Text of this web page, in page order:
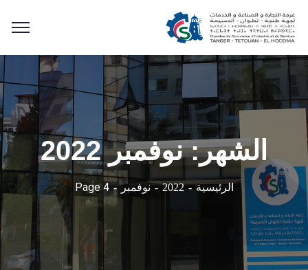
الشهر:نوفمبر 2022
الرئيسية 2022 نوفمبر Page 4